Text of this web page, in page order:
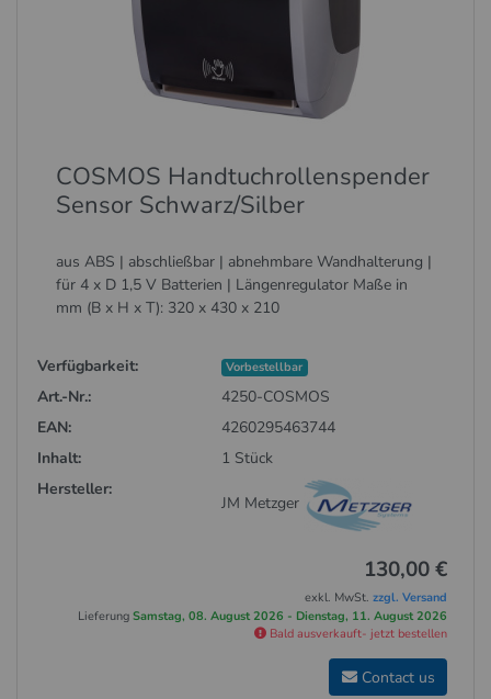
COSMOS Handtuchrollenspender
Sensor Schwarz/Silber
aus ABS | abschließbar | abnehmbare Wandhalterung |
für 4 x D 1,5 V Batterien | Längenregulator Maße in
mm (B x H x T): 320 x 430 x 210
Verfügbarkeit: Vorbestellbar
Art.-Nr.:
4250-COSMOS
EAN:
4260295463744
Inhalt:
1 Stück
Hersteller:
JM Metzger
130,00 €
exkl. MwSt.zzgl. Versand
LieferungSamstag, 08. August 2026 - Dienstag, 11. August 2026
Bald ausverkauft- jetzt bestellen
Contact us